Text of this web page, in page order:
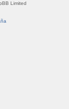
Limited